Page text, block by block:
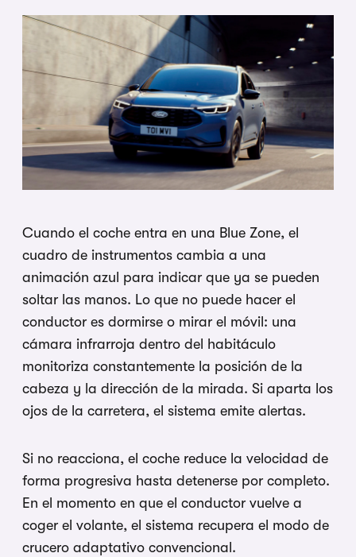
Cuando el coche entra en una Blue Zone, el
cuadro de instrumentos cambia a una
animación azul para indicar que ya se pueden
soltar las manos. Lo que no puede hacer el
conductor es dormirse o mirar el móvil: una
cámara infrarroja dentro del habitáculo
monitoriza constantemente la posición de la
cabeza y la dirección de la mirada. Si aparta los
ojos de la carretera, el sistema emite alertas.
Si no reacciona, el coche reduce la velocidad de
forma progresiva hasta detenerse por completo.
En el momento en que el conductor vuelve a
coger el volante, el sistema recupera el modo de
crucero adaptativo convencional.